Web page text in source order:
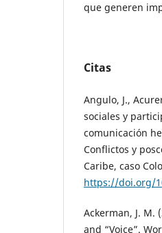
que generen
Citas
Angulo, J.,
sociales y
comunicación
Conflictos y
Caribe, caso
https://doi.org/
Ackerman, J. M.
and “Voice”.